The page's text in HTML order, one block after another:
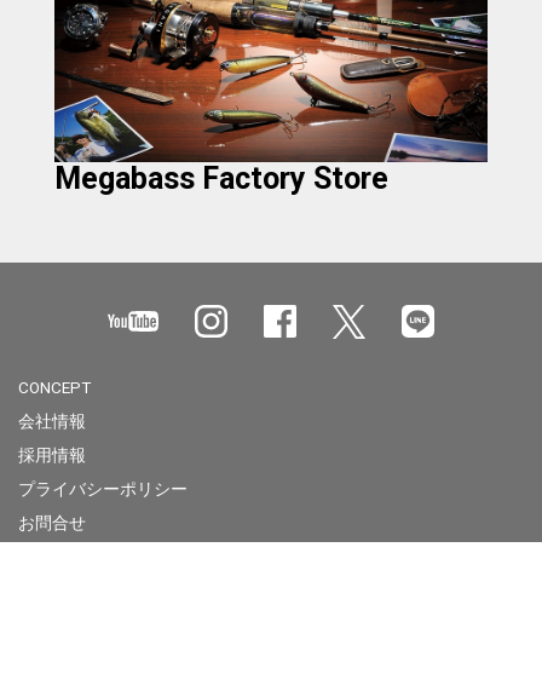
Megabass Factory Store
CONCEPT
会社情報
採用情報
プライバシーポリシー
お問合せ